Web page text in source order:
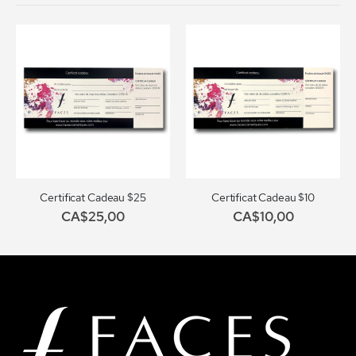
Certificat Cadeau $25
CA$25,00
Certificat Cadeau $10
CA$10,00